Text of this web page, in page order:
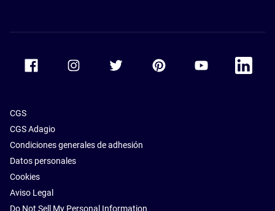
Accor Facebook Accor TwitterAccor PinterestAccor Youtube
Accor
CGS
CGS Adagio
Condiciones generales de adhesión
Datos personales
Cookies
Aviso Legal
Do Not Sell My Personal Information